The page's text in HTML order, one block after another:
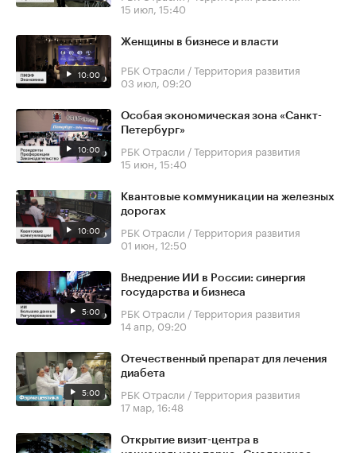
15 июл, 15:40
10:00
Женщины в бизнесе и власти
РБК Отрасли / Территория развития
03 июл, 09:20
10:00
Особая экономическая зона «Санкт-
Петербург»
РБК Отрасли / Территория развития
15 июн, 15:40
10:00
Квантовые коммуникации на железных
дорогах
РБК Отрасли / Территория развития
01 июн, 12:50
5:00
Внедрение ИИ в России: синергия
государства и бизнеса
РБК Отрасли / Территория развития
14 апр, 09:20
5:00
Отечественный препарат для лечения
диабета
РБК Отрасли / Территория развития
17 мар, 16:48
Открытие визит-центра в